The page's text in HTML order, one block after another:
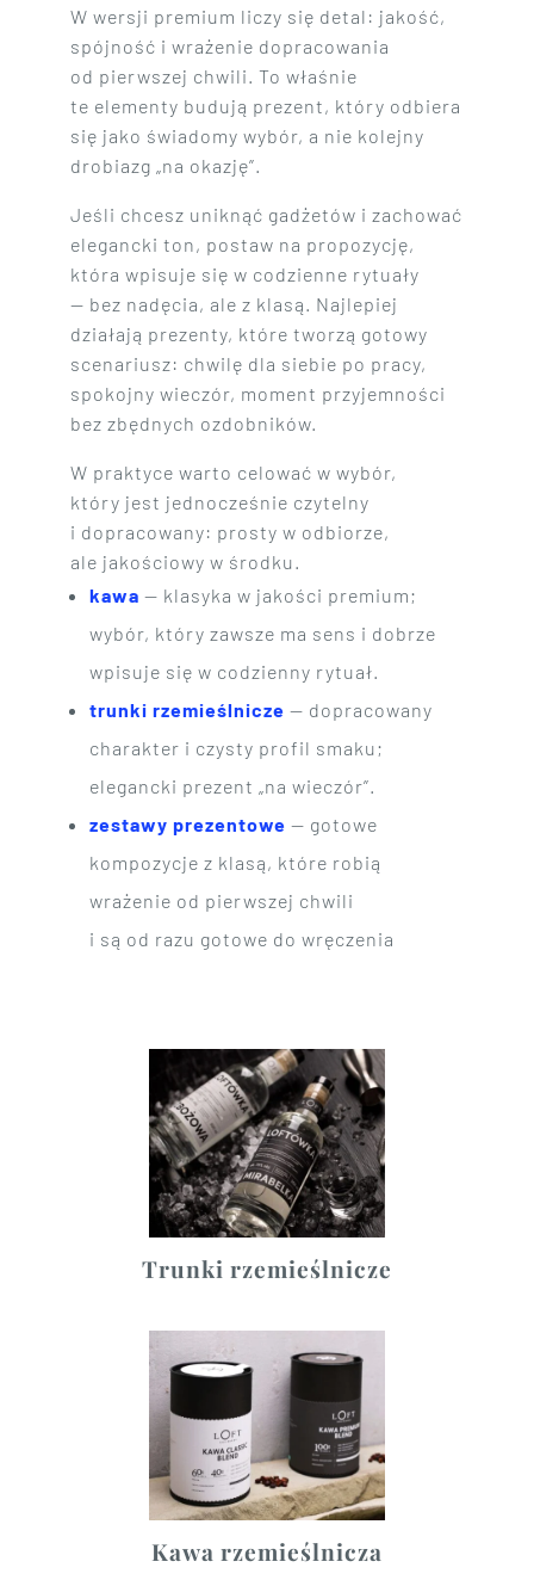
W wersji premium liczy się detal: jakość,
spójność i wrażenie dopracowania
od pierwszej chwili. To właśnie
te elementy budują prezent, który odbiera
się jako świadomy wybór, a nie kolejny
drobiazg „na okazję”.
Jeśli chcesz uniknąć gadżetów i zachować
elegancki ton, postaw na propozycję,
która wpisuje się w codzienne rytuały
— bez nadęcia, ale z klasą. Najlepiej
działają prezenty, które tworzą gotowy
scenariusz: chwilę dla siebie po pracy,
spokojny wieczór, moment przyjemności
bez zbędnych ozdobników.
W praktyce warto celować w wybór,
który jest jednocześnie czytelny
i dopracowany: prosty w odbiorze,
ale jakościowy w środku.
kawa — klasyka w jakości premium;
wybór, który zawsze ma sens i dobrze
wpisuje się w codzienny rytuał.
trunki rzemieślnicze — dopracowany
charakter i czysty profil smaku;
elegancki prezent „na wieczór”.
zestawy prezentowe — gotowe
kompozycje z klasą, które robią
wrażenie od pierwszej chwili
i są od razu gotowe do wręczenia
Trunki rzemieślnicze
Kawa rzemieślnicza